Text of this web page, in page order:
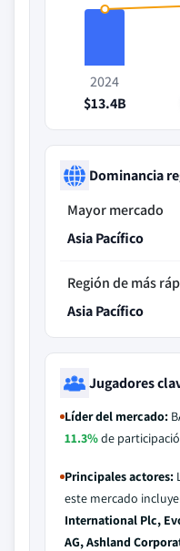
2024
$13.4B
Dominancia
Mayor mercado
Asia Pacífico
Región de más
Asia Pacífico
Jugadores
Líder del mercado:
11.3%de
Principales actores:
este mercado
International Plc,
AG, Ashland